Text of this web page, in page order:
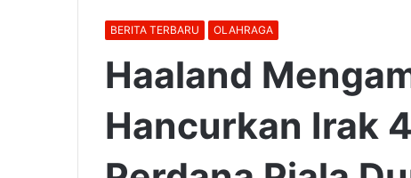
BERITA TERBARU OLAHRAGA
Haaland
Hancurkan Irak